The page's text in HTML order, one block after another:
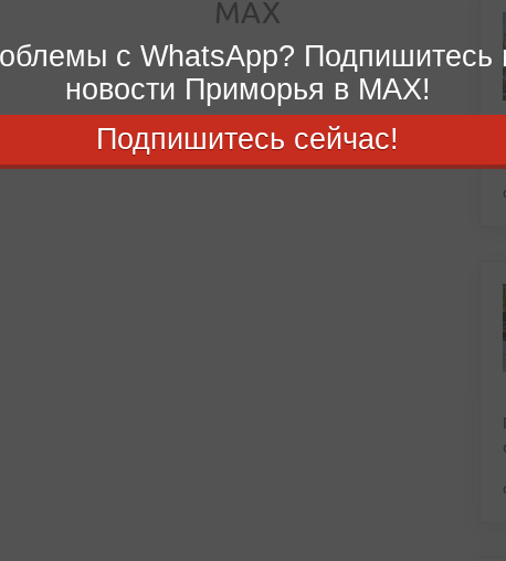
с WhatsApp? Подпишитесь
новости Приморья в MAX!
Подпишитесь сейчас!